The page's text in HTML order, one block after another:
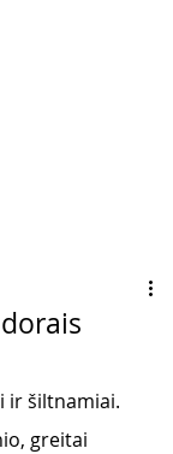
ir šiltnamiai.
greitai